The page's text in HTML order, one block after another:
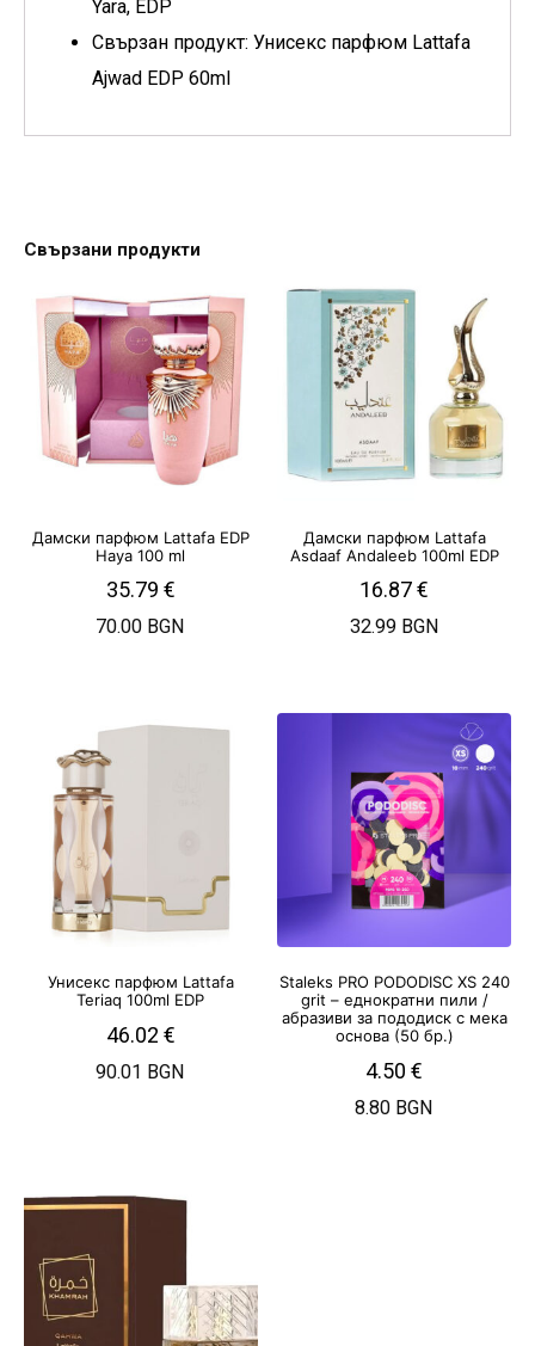
Yara, EDP
Свързан продукт: Унисекс парфюм Lattafa
Ajwad EDP 60ml
Свързани продукти
Дамски парфюм Lattafa EDP
Haya 100 ml
35.79 €
70.00 BGN
Дамски парфюм Lattafa
Asdaaf Andaleeb 100ml EDP
16.87€
32.99 BGN
Унисекс парфюм Lattafa
Teriaq 100ml EDP
46.02 €
90.01 BGN
Staleks PRO PODODISC XS 240
grit – еднократни пили /
абразиви за пододиск с мека
основа (50 бр.)
4.50€
8.80 BGN